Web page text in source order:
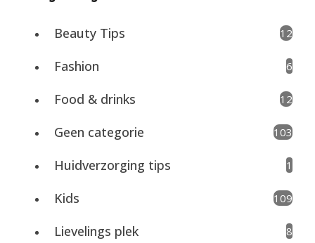
Beauty Tips 12
Fashion 6
Food & drinks 12
Geen categorie 103
Huidverzorging tips 1
Kids 109
Lievelings plek 8